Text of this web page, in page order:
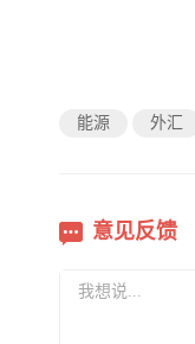
能源 外汇
意见反馈